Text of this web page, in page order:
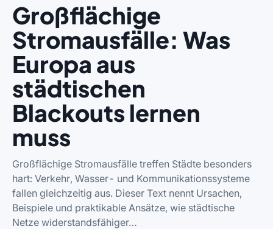
Großflächige
Stromausfälle: Was
Europa aus
städtischen
Blackouts lernen
muss
Großflächige Stromausfälle treffen Städte besonders
hart: Verkehr, Wasser- und Kommunikationssysteme
fallen gleichzeitig aus. Dieser Text nennt Ursachen,
Beispiele und praktikable Ansätze, wie städtische
Netze widerstandsfähiger…